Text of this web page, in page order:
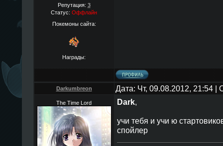
Репутация: 3
Статус: Оффлайн
Покемоны сайта:
Награды:
Darkumbreon Дата: Чт, 09.08.2012, 21:54
The Time Lord Dark,
учи тебя и учи ю
спойлер